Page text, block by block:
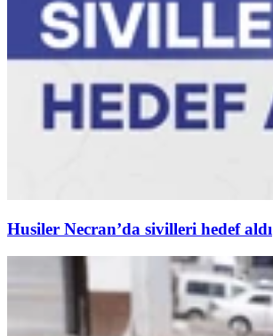
Husiler Necran’da sivilleri hedef aldı